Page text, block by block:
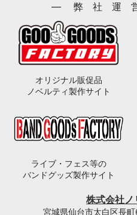
― 弊 社 運
オリジナル販促品
ノベルティ製作サイト
ライブ・フェス等の
バンドグッズ製作サイト
株式会社ノ
宮城県仙台市太白区長